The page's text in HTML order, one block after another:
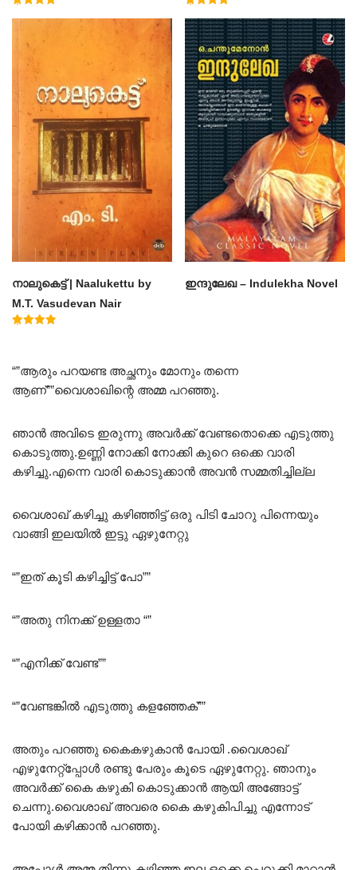
Muhammad Basheer
4.60
out of 5
നാലുകെട്ട് | Naalukettu by
M.T. Vasudevan Nair
ഇന്ദുലേഖ – Indulekha Novel
“”ആരും പറയണ്ട അച്ഛനും മോനും തന്നെ
ആണ്””വൈശാഖിന്റെ അമ്മ പറഞ്ഞു.
ഞാൻ അവിടെ ഇരുന്നു അവർക്ക് വേണ്ടതൊക്കെ എടുത്തു
കൊടുത്തു.ഉണ്ണി നോക്കി നോക്കി കുറെ ഒക്കെ വാരി
കഴിച്ചു.എന്നെ വാരി കൊടുക്കാൻ അവൻ സമ്മതിച്ചില്ല
വൈശാഖ് കഴിച്ചു കഴിഞ്ഞിട്ട് ഒരു പിടി ചോറു പിന്നെയും
വാങ്ങി ഇലയിൽ ഇട്ടു ഏഴുനേറ്റു
“”ഇത് കൂടി കഴിച്ചിട്ട് പോ””
“”അതു നിനക്ക് ഉള്ളതാ “”
“”എനിക്ക് വേണ്ട””
“”വേണ്ടങ്കിൽ എടുത്തു കളഞ്ഞേക്””
അതും പറഞ്ഞു കൈകഴുകാൻ പോയി .വൈശാഖ്
എഴുനേറ്റ്പ്പോൾ രണ്ടു പേരും കൂടെ ഏഴുനേറ്റു. ഞാനും
അവർക്ക് കൈ കഴുകി കൊടുക്കാൻ ആയി അങ്ങോട്ട്‌
ചെന്നു.വൈശാഖ് അവരെ കൈ കഴുകിപിച്ചു എന്നോട്
പോയി കഴിക്കാൻ പറഞ്ഞു.